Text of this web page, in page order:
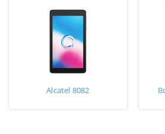
Alcatel 8082